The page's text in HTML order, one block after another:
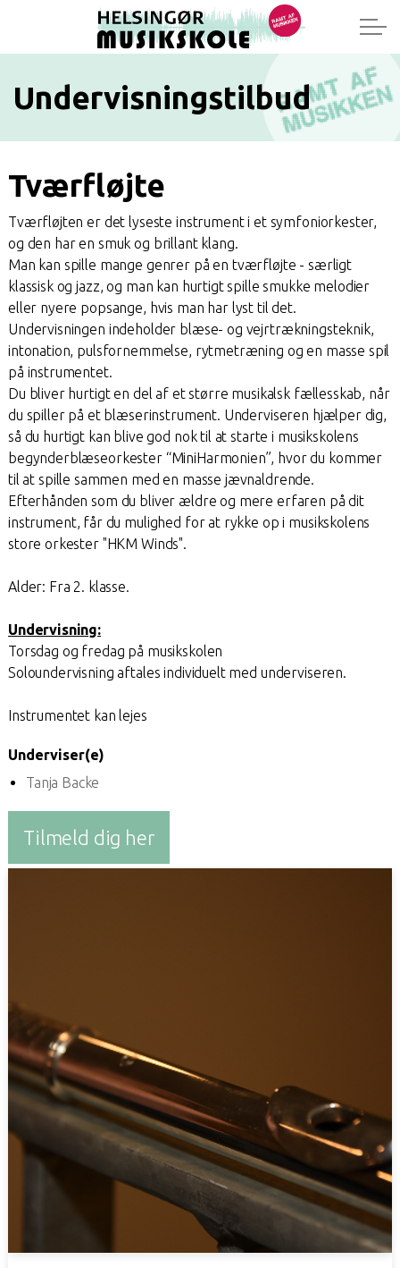
Undervisningstilbud
Tværfløjte
Tværfløjten er det lyseste instrument i et symfoniorkester,
og den har en smuk og brillant klang.
Man kan spille mange genrer på en tværfløjte - særligt
klassisk og jazz, og man kan hurtigt spille smukke melodier
eller nyere popsange, hvis man har lyst til det.
Undervisningen indeholder blæse- og vejrtrækningsteknik,
intonation, pulsfornemmelse, rytmetræning og en masse spil
på instrumentet.
Du bliver hurtigt en del af et større musikalsk fællesskab, når
du spiller på et blæserinstrument. Underviseren hjælper dig,
så du hurtigt kan blive god nok til at starte i musikskolens
begynderblæseorkester “MiniHarmonien”, hvor du kommer
til at spille sammen med en masse jævnaldrende.
Efterhånden som du bliver ældre og mere erfaren på dit
instrument, får du mulighed for at rykke op i musikskolens
store orkester "HKM Winds".
Alder: Fra 2. klasse.
Undervisning:
Torsdag og fredag på musikskolen
Soloundervisning aftales individuelt med underviseren.
Instrumentet kan lejes
Underviser(e)
Tanja Backe
Tilmeld dig her